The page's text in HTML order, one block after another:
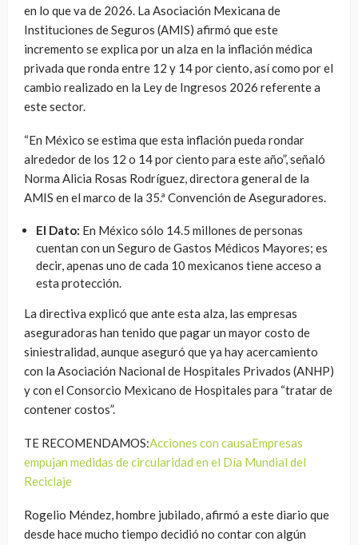
en lo que va de 2026. La Asociación Mexicana de
Instituciones de Seguros (AMIS) afirmó que este
incremento se explica por un alza en la inflación médica
privada que ronda entre 12 y 14 por ciento, así como por el
cambio realizado en la Ley de Ingresos 2026 referente a
este sector.
“En México se estima que esta inflación pueda rondar
alrededor de los 12 o 14 por ciento para este año”, señaló
Norma Alicia Rosas Rodríguez, directora general de la
AMIS en el marco de la 35.ª Convención de Aseguradores.
El Dato: En México sólo 14.5 millones de personas
cuentan con un Seguro de Gastos Médicos Mayores; es
decir, apenas uno de cada 10 mexicanos tiene acceso a
esta protección.
La directiva explicó que ante esta alza, las empresas
aseguradoras han tenido que pagar un mayor costo de
siniestralidad, aunque aseguró que ya hay acercamiento
con la Asociación Nacional de Hospitales Privados (ANHP)
y con el Consorcio Mexicano de Hospitales para “tratar de
contener costos”.
TE RECOMENDAMOS:Acciones con causaEmpresas
empujan medidas de circularidad en el Día Mundial del
Reciclaje
Rogelio Méndez, hombre jubilado, afirmó a este diario que
desde hace mucho tiempo decidió no contar con algún